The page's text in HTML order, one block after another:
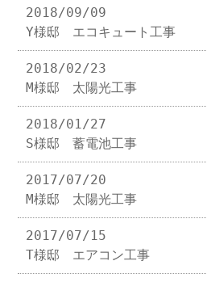
2018/09/09
Y様邸 エコキュート工事
2018/02/23
M様邸 太陽光工事
2018/01/27
S様邸 蓄電池工事
2017/07/20
M様邸 太陽光工事
2017/07/15
T様邸 エアコン工事